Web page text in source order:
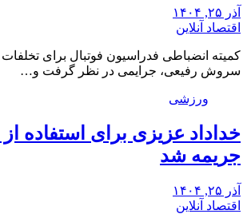
آذر ۲۵, ۱۴۰۴
اقتصاد آنلاین
کمیته انضباطی فدراسیون فوتبال برای
سروش رفیعی، جرایمی در نظر گرفت و…
ورزشی
خداداد عزیزی برای استفاده
جریمه شد
آذر ۲۵, ۱۴۰۴
اقتصاد آنلاین